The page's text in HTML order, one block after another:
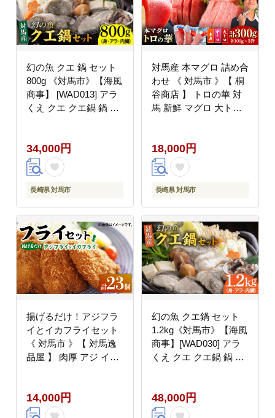
幻の魚 クエ 鍋 セット
800g 《対馬市》【海風
商事】 [WAD013] アラ
くえ クエ クエ鍋 鍋 鍋
対馬市 海鮮 魚介 ちり
鍋 新鮮 海の幸 下処理
小分け
34,000円
長崎県 対馬市
対馬産 本マグロ 詰め合
わせ 《 対馬市 》【 桐
谷商店 】 トロの華 対
馬 新鮮 マグロ 大トロ
18,000円
長崎県 対馬市
揚げるだけ！アジフラ
イとイカフライセット
《 対馬市 》【 対馬逸
品屋 】 肉厚 アジ イカ
14,000円
幻の魚 クエ鍋 セット
1.2kg《対馬市》【海風
商事】[WAD030] アラ
くえ クエ クエ鍋 鍋 鍋
対馬市 海鮮 魚介 ちり
鍋 新鮮 海の幸 下処理
48,000円